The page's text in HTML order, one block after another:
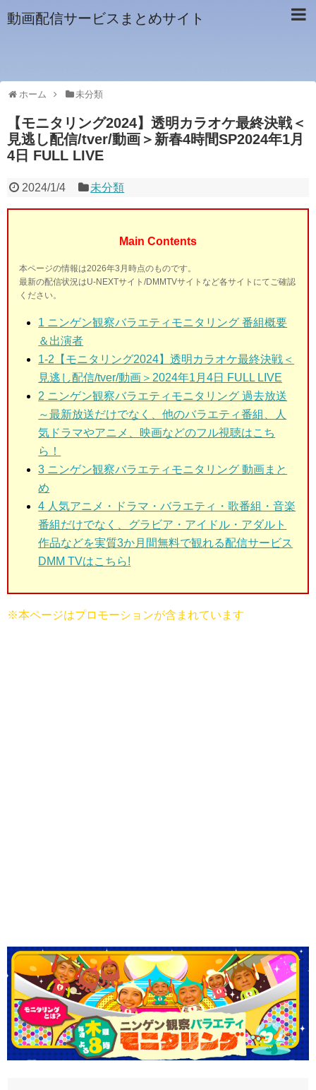
動画配信サービスまとめサイト
ホーム 未分類
【モニタリング2024】透明カラオケ最終決戦＜
見逃し配信/tver/動画＞新春4時間SP2024年1月
4日 FULL LIVE
2024/1/4 未分類
Main Contents
本ページの情報は2026年3月時点のものです。
最新の配信状況はU-NEXTサイト/DMMTVサイトなど各サイトにてご確認
ください。
1 ニンゲン観察バラエティモニタリング 番組概要
＆出演者
1-2 【モニタリング2024】透明カラオケ最終決戦＜
見逃し配信/tver/動画＞2024年1月4日 FULL LIVE
2 ニンゲン観察バラエティモニタリング 過去放送
～最新放送だけでなく、他のバラエティ番組、人
気ドラマやアニメ、映画などのフル視聴はこち
ら！
3 ニンゲン観察バラエティモニタリング 動画まと
め
4 人気アニメ・ドラマ・バラエティ・歌番組・音楽
番組だけでなく、グラビア・アイドル・アダルト
作品などを実質3か月間無料で観れる配信サービス
DMM TVはこちら!
※本ページはプロモーションが含まれています